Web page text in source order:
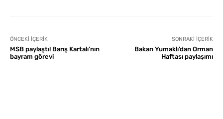
ÖNCEKI İÇERIK
MSB paylaştı! Barış Kartalı’nın
bayram görevi
SONRAKI İÇERIK
Bakan Yumaklı’dan Orman
Haftası paylaşımı